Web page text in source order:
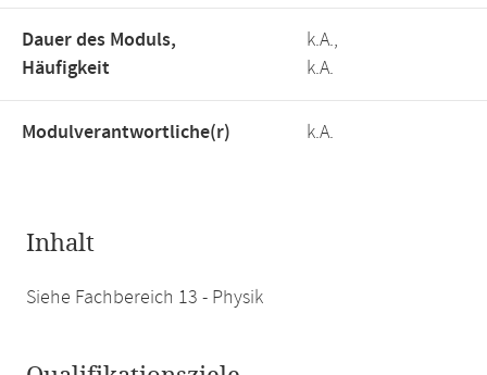
Dauer des Moduls,
Häufigkeit
k.A.,
k.A.
Modulverantwortliche(r) k.A.
Inhalt
Siehe Fachbereich 13 - Physik